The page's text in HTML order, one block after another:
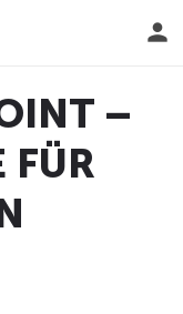
–
FÜR